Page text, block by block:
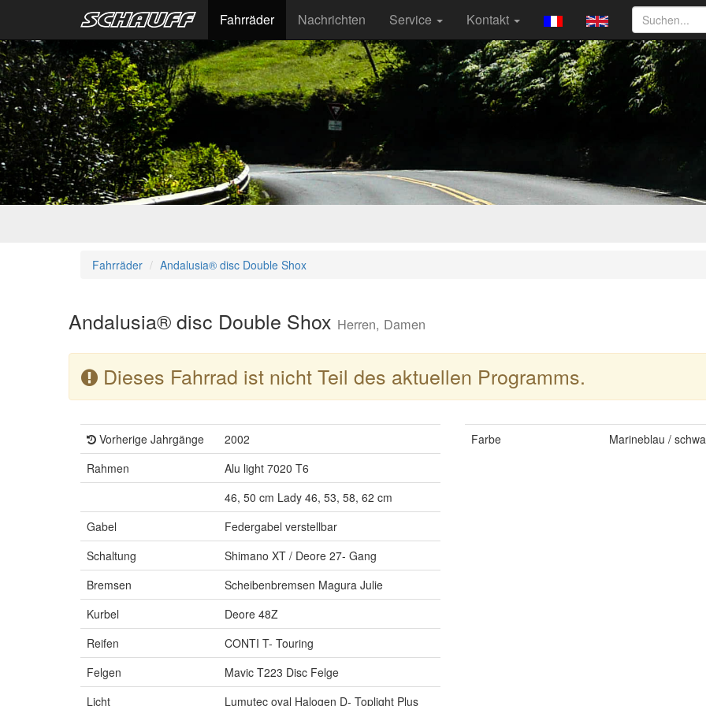
Fahrräder Nachrichten Service Kontakt
Fahrräder Andalusia® disc Double Shox
Andalusia® disc Double Shox Herren, Damen
Dieses Fahrrad ist nicht Teil des aktuellen Programms.
Vorherige Jahrgänge
2002
Rahmen
Alu light 7020 T6
46, 50 cm Lady 46, 53, 58, 62 cm
Gabel
Federgabel verstellbar
Schaltung
Shimano XT / Deore 27- Gang
Bremsen
Scheibenbremsen Magura Julie
Kurbel
Deore 48Z
Reifen
CONTI T- Touring
Felgen
Mavic T223 Disc Felge
Licht
Lumutec oval Halogen D- Toplight Plus
Farbe Marineblau /